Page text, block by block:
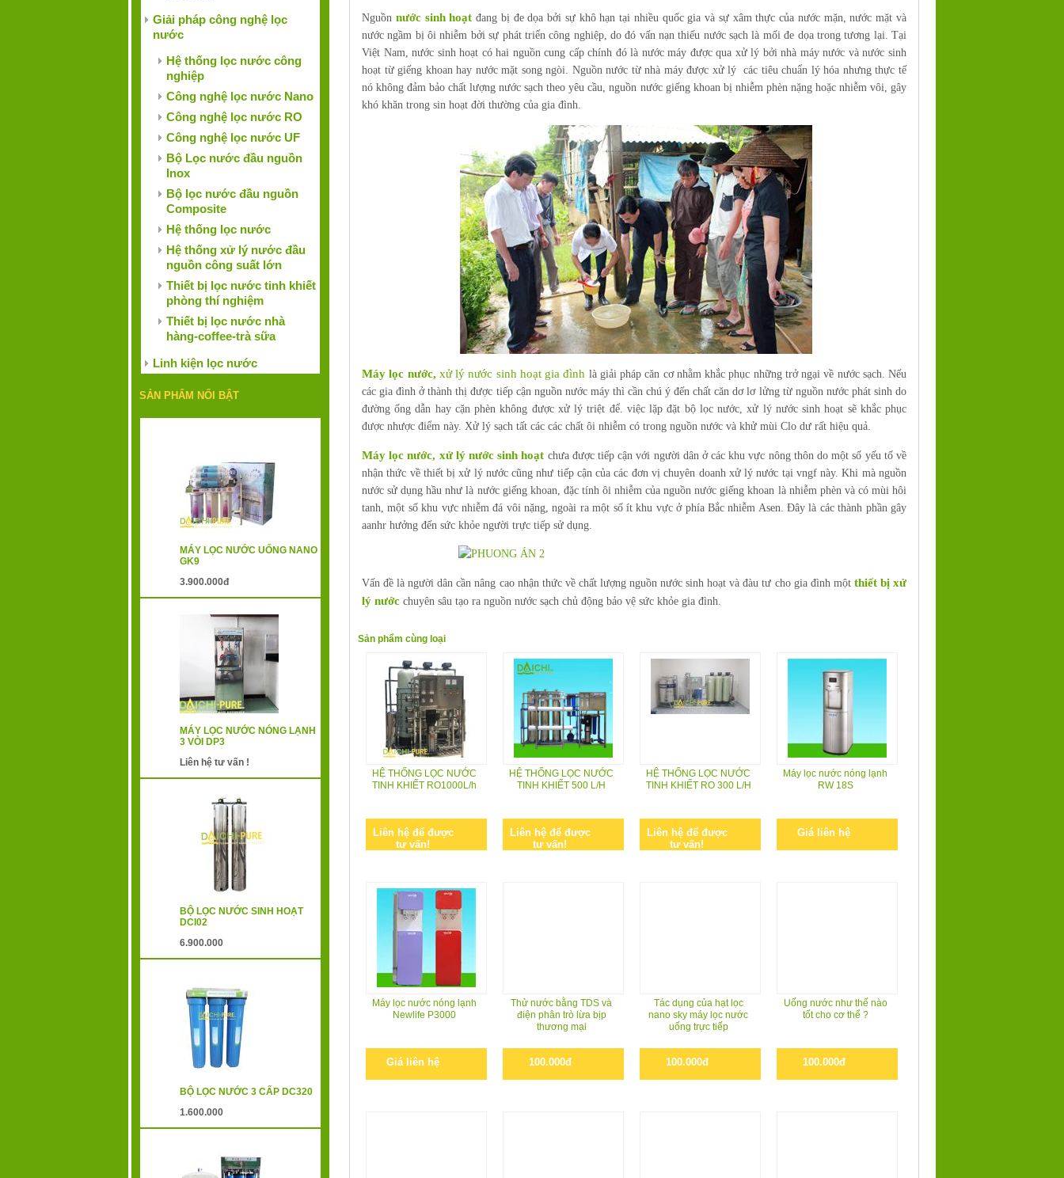
Giải pháp công nghệ lọc
nước
Hệ thống lọc nước công
nghiệp
Công nghệ lọc nước Nano
Công nghệ lọc nước RO
Công nghệ lọc nước UF
Bộ Lọc nước đầu nguồn
Inox
Bộ lọc nước đầu nguồn
Composite
Hệ thống lọc nước
Hệ thống xử lý nước đầu
nguồn công suất lớn
Thiết bị lọc nước tinh khiết
phòng thí nghiệm
Thiết bị lọc nước nhà
hàng-coffee-trà sữa
Linh kiện lọc nước
SẢN PHẨM NỔI BẬT
MÁY LỌC NƯỚC UỐNG NANO
GK9
3.900.000đ
MÁY LỌC NƯỚC NÓNG LẠNH
3 VÒI DP3
Liên hệ tư vấn !
BỘ LỌC NƯỚC SINH HOẠT
DCI02
6.900.000
BỘ LỌC NƯỚC 3 CẤP DC320
1.600.000
Nguồn nước sinh hoạt đang bị đe dọa bởi sự khô hạn tại nhiều quốc gia và sự xâm thực của nước mặn, nước mặt và
nước ngầm bị ôi nhiễm bởi sự phát triển công nghiệp, do đó vấn nạn thiếu nước sạch là mối đe dọa trong tương lại. Tại
Việt Nam, nước sinh hoạt có hai nguồn cung cấp chính đó là nước máy được qua xử lý bởi nhà máy nước và nước sinh
hoạt từ giếng khoan hay nước mặt song ngòi. Nguồn nước từ nhà máy được xử lý các tiêu chuẩn lý hóa nhưng thực tế
nó không đảm bảo chất lượng nước sạch theo yêu cầu, nguồn nước giếng khoan bị nhiễm phèn nặng hoặc nhiễm vôi, gây
khó khăn trong sin hoạt đời thường của gia đình.
Máy lọc nước, xử lý nước sinh hoạt gia đình là giải pháp căn cơ nhằm khắc phục những trở ngại về nước sạch. Nếu
các gia đình ở thành thị được tiếp cận nguồn nước máy thì cần chú ý đến chất căn dơ lơ lửng từ nguồn nước phát sinh do
đường ống dẫn hay cặn phèn không được xử lý triệt để. việc lặp đặt bộ lọc nước, xử lý nước sinh hoạt sẽ khắc phục
được nhược điểm này. Xử lý sạch tất các các chất ôi nhiễm có trong nguồn nước và khử mùi Clo dư rất hiệu quả.
Máy lọc nước, xử lý nước sinh hoạt chưa được tiếp cận với người dân ở các khu vực nông thôn do một số yếu tố về
nhận thức về thiết bị xử lý nước cũng như tiếp cận của các đơn vị chuyên doanh xử lý nước tại vngf này. Khi mà nguồn
nước sử dụng hầu như là nước giếng khoan, đặc tính ôi nhiễm của nguồn nước giếng khoan là nhiễm phèn và có mùi hôi
tanh, một số khu vực nhiễm đá vôi nặng, ngoài ra một số ít khu vực ở phía Bắc nhiễm Asen. Đây là các thành phần gây
aanhr hưởng đến sức khỏe người trực tiếp sử dụng.
Vấn đề là người dân cần nâng cao nhận thức về chất lượng nguồn nước sinh hoạt và đàu tư cho gia đình một thiết bị xử
lý nước chuyên sâu tạo ra nguồn nước sạch chủ động bảo vệ sức khỏe gia đình.
Sản phẩm cùng loại
HỆ THỐNG LỌC NƯỚC
TINH KHIẾT RO1000L/h
Liên hệ để được
tư vấn!
HỆ THỐNG LỌC NƯỚC
TINH KHIẾT 500 L/H
Liên hệ để được
tư vấn!
HỆ THỐNG LỌC NƯỚC
TINH KHIẾT RO 300 L/H
Liên hệ để được
tư vấn!
Máy lọc nước nóng lạnh
RW 18S
Giá liên hệ
Máy lọc nước nóng lạnh
Newlife P3000
Giá liên hệ
Thử nước bằng TDS và
điện phân trò lừa bịp
thương mại
100.000đ
Tác dụng của hạt lọc
nano sky máy lọc nước
uống trực tiếp
100.000đ
Uống nước như thế nào
tốt cho cơ thể ?
100.000đ